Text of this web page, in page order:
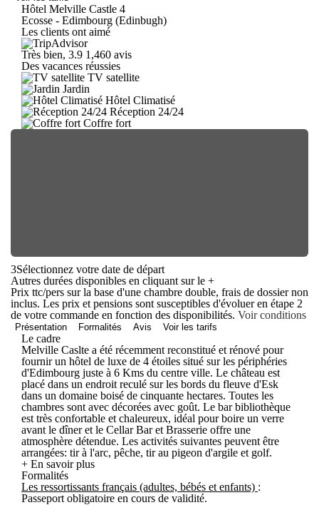
Hôtel Melville Castle 4
Ecosse - Edimbourg (Edinbugh)
Les clients ont aimé
Très bien, 3.9 1,460 avis
Des vacances réussies
TV satellite
Jardin
Hôtel Climatisé
Réception 24/24
Coffre fort
3Sélectionnez votre date de départ
Autres durées disponibles en cliquant sur le +
Prix ttc/pers sur la base d'une chambre double, frais de dossier non
inclus. Les prix et pensions sont susceptibles d'évoluer en étape 2
de votre commande en fonction des disponibilités. Voir conditions
Présentation Formalités Avis Voir les tarifs
Le cadre
Melville Caslte a été récemment reconstitué et rénové pour
fournir un hôtel de luxe de 4 étoiles situé sur les périphéries
d'Edimbourg juste à 6 Kms du centre ville. Le château est
placé dans un endroit reculé sur les bords du fleuve d'Esk
dans un domaine boisé de cinquante hectares. Toutes les
chambres sont avec décorées avec goût. Le bar bibliothèque
est très confortable et chaleureux, idéal pour boire un verre
avant le dîner et le Cellar Bar et Brasserie offre une
atmosphère détendue. Les activités suivantes peuvent être
arrangées: tir à l'arc, pêche, tir au pigeon d'argile et golf.
+ En savoir plus
Formalités
Les ressortissants français (adultes, bébés et enfants) :
Passeport obligatoire en cours de validité.